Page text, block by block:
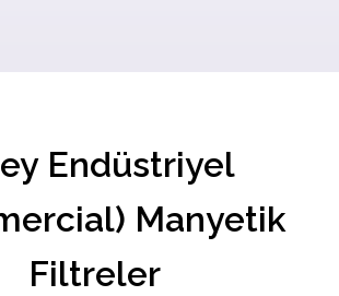
Endüstriyel
Manyetik
Filtreler